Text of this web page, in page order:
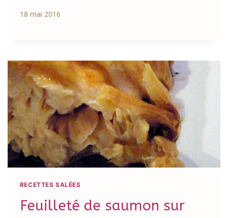
18 mai 2016
RECETTES SALÉES
Feuilleté de saumon sur